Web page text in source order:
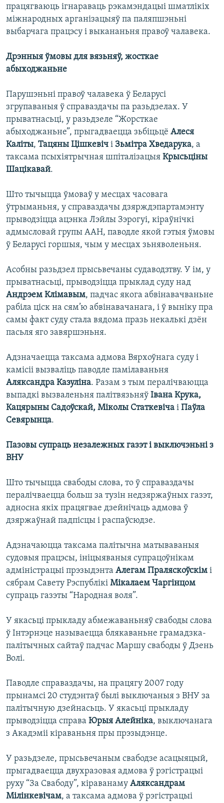
працягваюць ігнараваць рэкамэндацыі шматлікіх
міжнародных арганізацыяў па паляпшэньні
выбарчага працэсу і выкананьня правоў чалавека.
Дрэнныя ўмовы для вязьняў, жосткае
абыходжаньне
Парушэньні правоў чалавека ў Беларусі
згрупаваныя ў справаздачы па разьдзелах. У
прыватнасьці, у разьдзеле “Жорсткае
абыходжаньне”, прыгадваецца зьбіцьцё Алеся
Каліты, Тацяны Цішкевіч і Зьмітра Хведарука, а
таксама псыхіятрычная шпіталізацыя Крысьціны
Шацікавай.
Што тычыцца ўмоваў у месцах часовага
ўтрыманьня, у справаздачы дзярждэпартамэнту
прыводзіцца ацэнка Лэйлы Зэрогуі, кіраўнічкі
адмысловай групы ААН, паводле якой гэтыя ўмовы
ў Беларусі горшыя, чым у месцах зьняволеньня.
Асобны разьдзел прысьвечаны судаводзтву. У ім, у
прыватнасьці, прыводзіцца прыклад суду над
Андрэем Клімавым, падчас якога абвінавачваньне
рабіла ціск на сям’ю абвінавачанага, і ў выніку пра
самы факт суду стала вядома празь некалькі дзён
пасьля яго завяршэньня.
Адзначаецца таксама адмова Вярхоўнага суду і
камісіі вызваліць паводле памілаваньня
Аляксандра Казуліна. Разам з тым пералічваюцца
выпадкі вызваленьня палітвязьняў Івана Крука,
Кацярыны Садоўскай, Міколы Статкевіча і Паўла
Севярынца.
Пазовы супраць незалежных газэт і выключэньні з
ВНУ
Што тычыцца свабоды слова, то ў справаздачы
пералічваецца больш за тузін недзяржаўных газэт,
адносна якіх працягвае дзейнічаць адмова ў
дзяржаўнай падпісцы і распаўсюдзе.
Адзначаюцца таксама палітычна матываваныя
судовыя працэсы, ініцыяваныя супрацоўнікам
адміністрацыі прэзыдэнта Алегам Праляскоўскім і
сябрам Савету Рэспублікі Мікалаем Чаргінцом
супраць газэты “Народная воля”.
У якасьці прыкладу абмежаваньняў свабоды слова
ў Інтэрнэце называецца блякаваньне грамадзка-
палітычных сайтаў падчас Маршу свабоды ў Дзень
Волі.
Паводле справаздачы, на працягу 2007 году
прынамсі 20 студэнтаў былі выключаныя з ВНУ за
палітычную дзейнасьць. У якасьці прыкладу
прыводзіцца справа Юрыя Алейніка, выключанага
з Акадэміі кіраваньня пры прэзыдэнце.
У разьдзеле, прысьвечаным свабодзе асацыяцый,
прыгадваецца двухразовая адмова ў рэгістрацыі
руху “За Свабоду”, кіраванаму Аляксандрам
Мілінкевічам, а таксама адмова ў рэгістрацыі